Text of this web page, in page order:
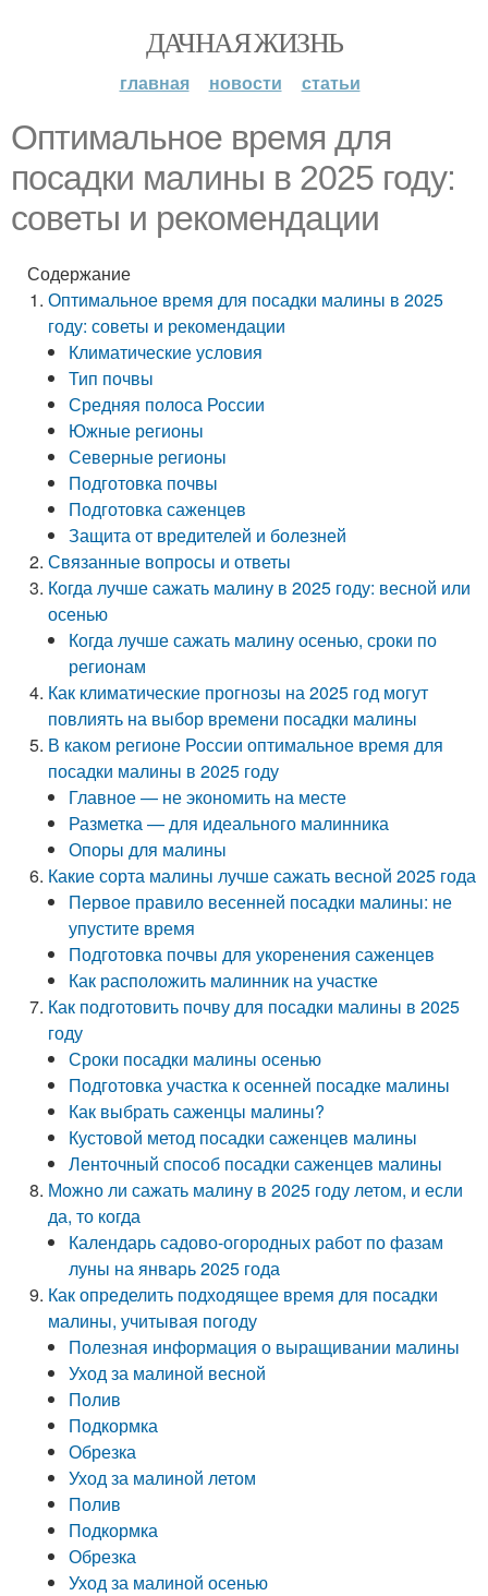
ДАЧНАЯ ЖИЗНЬ
главная новости статьи
Оптимальное время для
посадки малины в 2025 году:
советы и рекомендации
Содержание
Оптимальное время для посадки малины в 2025
году: советы и рекомендации
Климатические условия
Тип почвы
Средняя полоса России
Южные регионы
Северные регионы
Подготовка почвы
Подготовка саженцев
Защита от вредителей и болезней
Связанные вопросы и ответы
Когда лучше сажать малину в 2025 году: весной или
осенью
Когда лучше сажать малину осенью, сроки по
регионам
Как климатические прогнозы на 2025 год могут
повлиять на выбор времени посадки малины
В каком регионе России оптимальное время для
посадки малины в 2025 году
Главное — не экономить на месте
Разметка — для идеального малинника
Опоры для малины
Какие сорта малины лучше сажать весной 2025 года
Первое правило весенней посадки малины: не
упустите время
Подготовка почвы для укоренения саженцев
Как расположить малинник на участке
Как подготовить почву для посадки малины в 2025
году
Сроки посадки малины осенью
Подготовка участка к осенней посадке малины
Как выбрать саженцы малины?
Кустовой метод посадки саженцев малины
Ленточный способ посадки саженцев малины
Можно ли сажать малину в 2025 году летом, и если
да, то когда
Календарь садово-огородных работ по фазам
луны на январь 2025 года
Как определить подходящее время для посадки
малины, учитывая погоду
Полезная информация о выращивании малины
Уход за малиной весной
Полив
Подкормка
Обрезка
Уход за малиной летом
Полив
Подкормка
Обрезка
Уход за малиной осенью